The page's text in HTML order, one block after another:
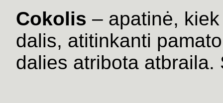
Cokolis – apatinė,
dalis, atitinkanti
dalies atribota